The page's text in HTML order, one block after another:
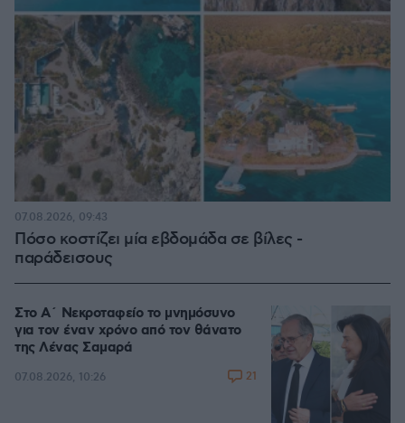
Πόσο κοστίζει μία εβδομάδα σε βίλες -
παράδεισους
07.08.2026, 09:43
Στο Α΄ Νεκροταφείο το μνημόσυνο
για τον έναν χρόνο από τον θάνατο
της Λένας Σαμαρά
07.08.2026, 10:26 21